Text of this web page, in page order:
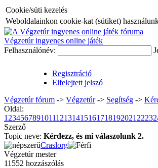
Cookie/süti kezelés
Weboldalainkon cookie-kat (sütiket)
Végzetúr ingyenes online játék
Felhasználónév:
Regisztráció
Elfelejtett jelszó
Végzetúr fórum -> Végzetúr-> Segítség ->
Oldal:
1 23456789101112131415161718192021 2223
Szerző
Topic neve: Kérdezz, és mi válaszolunk 2.
Craslorg
Végzetúr mester
11552 hozzászólás